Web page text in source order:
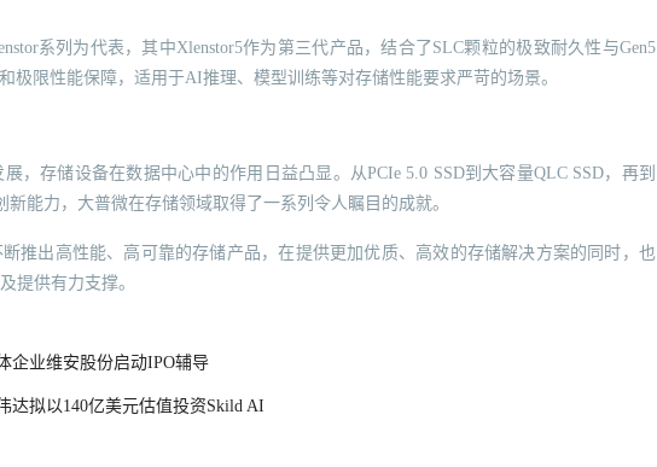
系列为代表，其中Xlenstor5作为第三代产品，结合了SLC颗粒的极致耐久性与Gen5
极限性能保障，适用于AI推理、模型训练等对存储性能要求严苛的场景。
，存储设备在数据中心中的作用日益凸显。从PCIe 5.0 SSD到大容量QLC SSD，再到
新能力，大普微在存储领域取得了一系列令人瞩目的成就。
推出高性能、高可靠的存储产品，在提供更加优质、高效的存储解决方案的同时，也
提供有力支撑。
企业维安股份启动IPO辅导
达拟以140亿美元估值投资Skild AI